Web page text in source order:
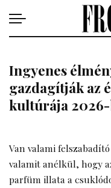
Ingyenes
gazdagítják az
kultúrája
Van valami
valamit anélkül, hogy
parfüm illata a